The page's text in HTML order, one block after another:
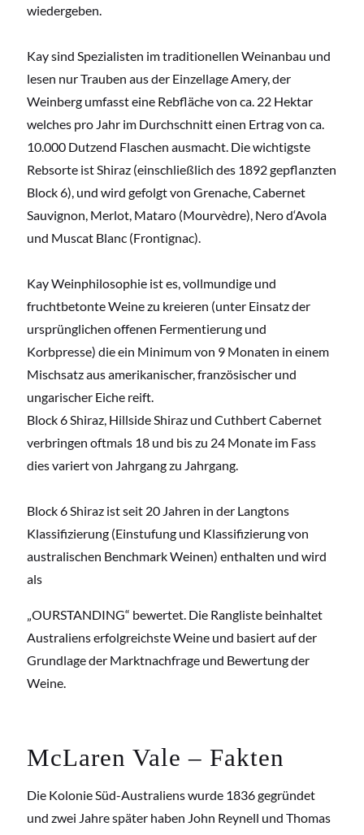
wiedergeben.
Kay sind Spezialisten im traditionellen Weinanbau und
lesen nur Trauben aus der Einzellage Amery, der
Weinberg umfasst eine Rebfläche von ca. 22 Hektar
welches pro Jahr im Durchschnitt einen Ertrag von ca.
10.000 Dutzend Flaschen ausmacht. Die wichtigste
Rebsorte ist Shiraz (einschließlich des 1892 gepflanzten
Block 6), und wird gefolgt von Grenache, Cabernet
Sauvignon, Merlot, Mataro (Mourvèdre), Nero d‘Avola
und Muscat Blanc (Frontignac).
Kay Weinphilosophie ist es, vollmundige und
fruchtbetonte Weine zu kreieren (unter Einsatz der
ursprünglichen offenen Fermentierung und
Korbpresse) die ein Minimum von 9 Monaten in einem
Mischsatz aus amerikanischer, französischer und
ungarischer Eiche reift.
Block 6 Shiraz, Hillside Shiraz und Cuthbert Cabernet
verbringen oftmals 18 und bis zu 24 Monate im Fass
dies variert von Jahrgang zu Jahrgang.
Block 6 Shiraz ist seit 20 Jahren in der Langtons
Klassifizierung (Einstufung und Klassifizierung von
australischen Benchmark Weinen) enthalten und wird
als
„OURSTANDING“ bewertet. Die Rangliste beinhaltet
Australiens erfolgreichste Weine und basiert auf der
Grundlage der Marktnachfrage und Bewertung der
Weine.
McLaren Vale – Fakten
Die Kolonie Süd-Australiens wurde 1836 gegründet
und zwei Jahre später haben John Reynell und Thomas